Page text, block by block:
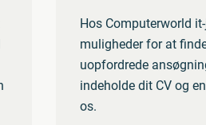
Hos Computerworld
muligheder for at
uopfordrede
indeholde dit CV og
os.